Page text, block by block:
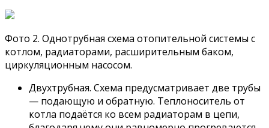
Фото 2. Однотрубная схема отопительной системы с
котлом, радиаторами, расширительным баком,
циркуляционным насосом.
Двухтрубная. Схема предусматривает две трубы
— подающую и обратную. Теплоноситель от
котла подаётся ко всем радиаторам в цепи,